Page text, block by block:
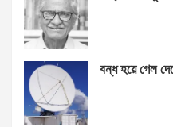
বন্ধ হয়ে গেল